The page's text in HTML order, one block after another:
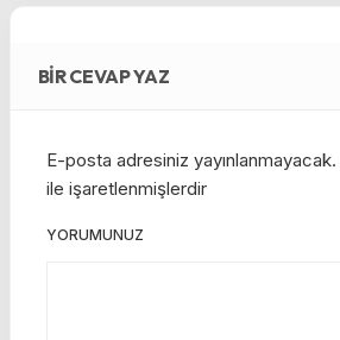
BIR CEVAP YAZ
E-posta adresiniz yayınlanmayacak.
ile işaretlenmişlerdir
YORUMUNUZ